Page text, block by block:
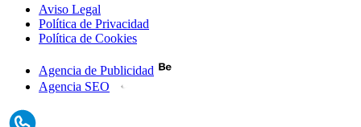
Aviso Legal
Política de Privacidad
Política de Cookies
Agencia de Publicidad
Agencia SEO